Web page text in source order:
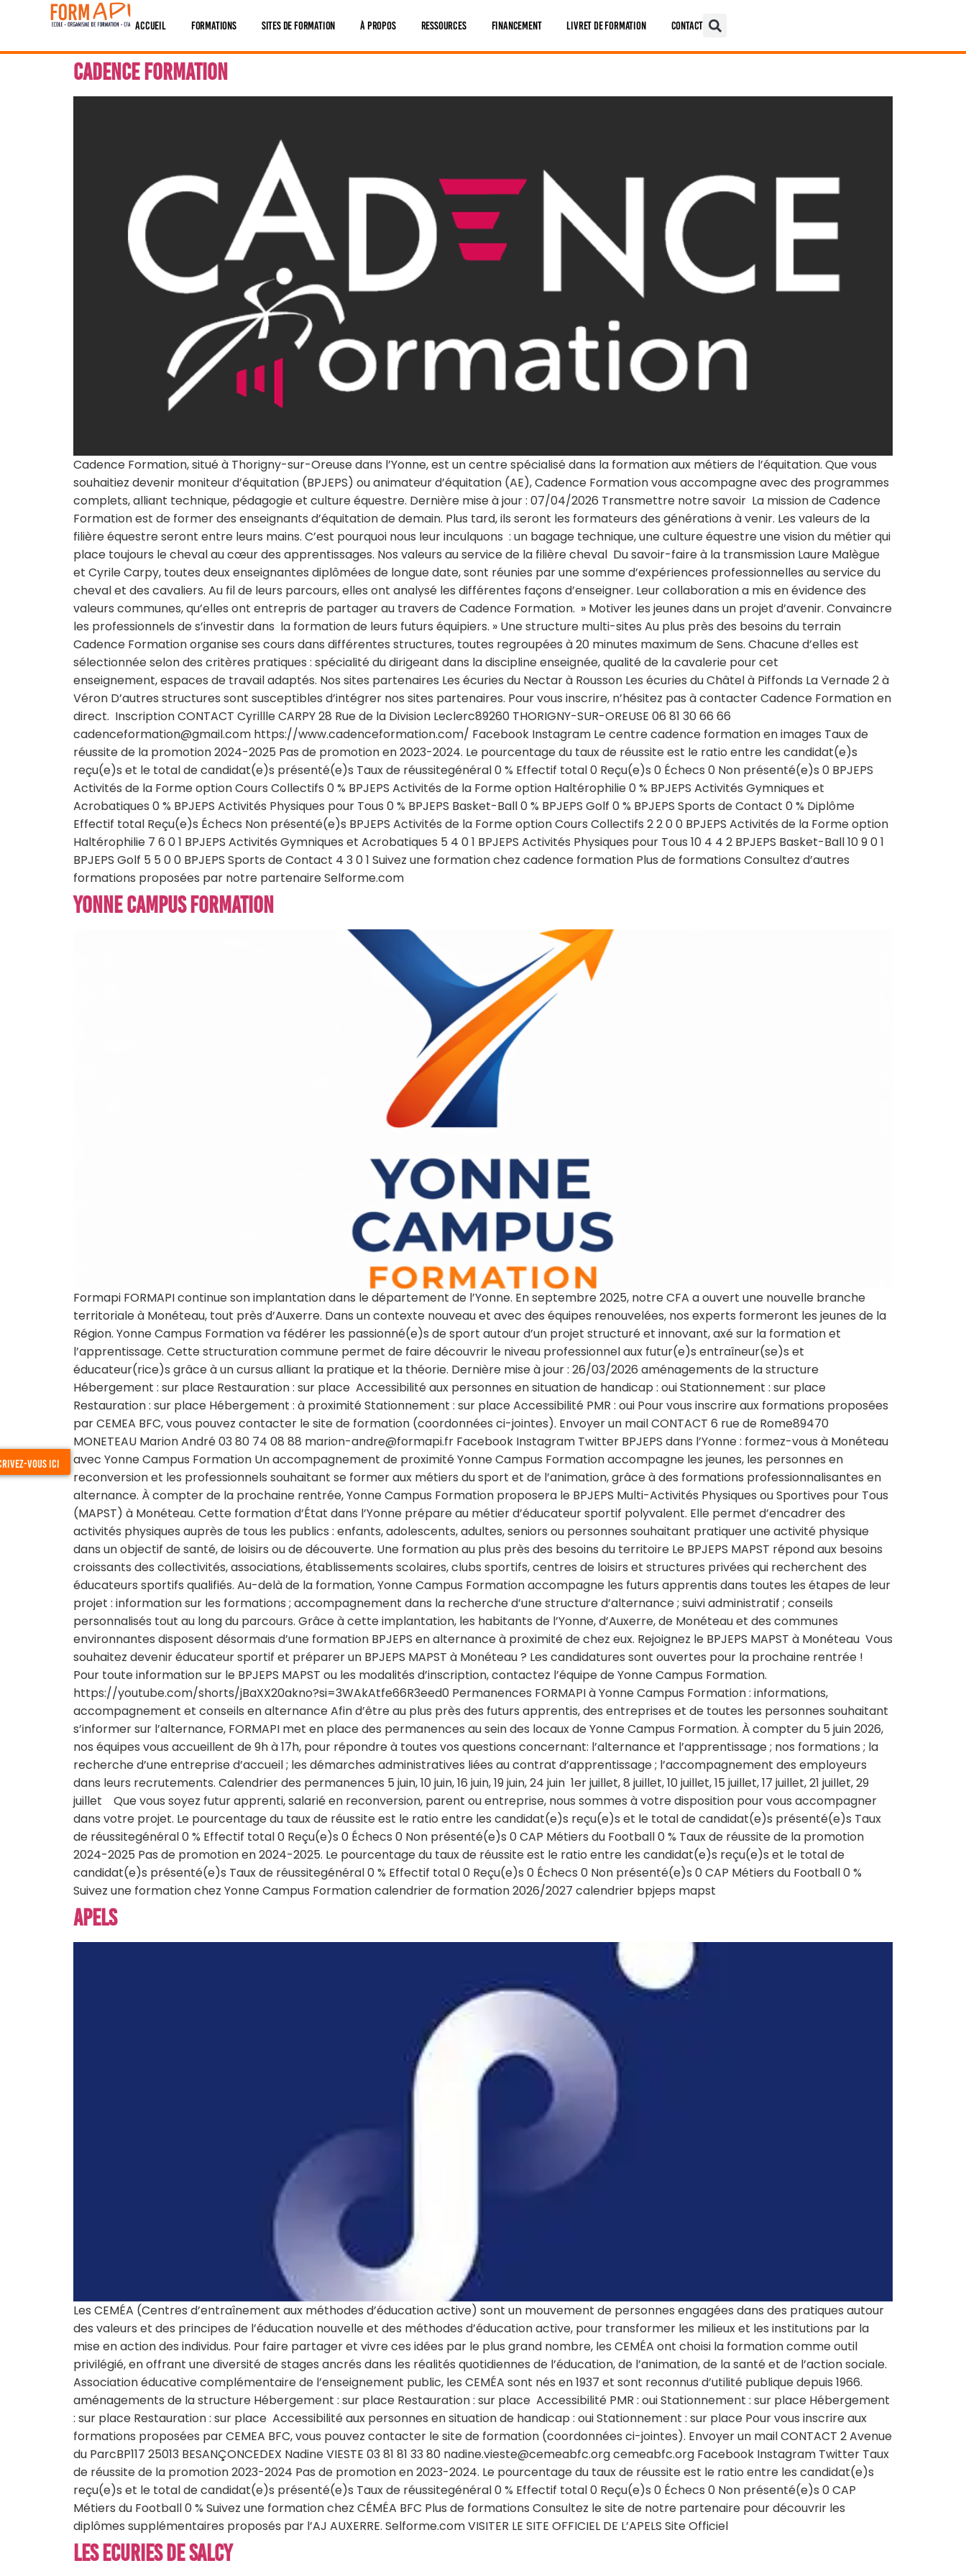
principal
Accueil Formations Sites De Formation À Propos Ressources Financement Livret De Formation Contact
vous ici
Cadence formation
Cadence Formation, situé à Thorigny-sur-Oreuse dans l’Yonne, est un centre spécialisé dans la formation aux métiers de l’équitation. Que vous
souhaitiez devenir moniteur d’équitation (BPJEPS) ou animateur d’équitation (AE), Cadence Formation vous accompagne avec des programmes
complets, alliant technique, pédagogie et culture équestre. Dernière mise à jour : 07/04/2026 Transmettre notre savoir La mission de Cadence
Formation est de former des enseignants d’équitation de demain. Plus tard, ils seront les formateurs des générations à venir. Les valeurs de la
filière équestre seront entre leurs mains. C’est pourquoi nous leur inculquons : un bagage technique, une culture équestre une vision du métier qui
place toujours le cheval au cœur des apprentissages. Nos valeurs au service de la filière cheval Du savoir-faire à la transmission Laure Malègue
et Cyrile Carpy, toutes deux enseignantes diplômées de longue date, sont réunies par une somme d’expériences professionnelles au service du
cheval et des cavaliers. Au fil de leurs parcours, elles ont analysé les différentes façons d’enseigner. Leur collaboration a mis en évidence des
valeurs communes, qu’elles ont entrepris de partager au travers de Cadence Formation. » Motiver les jeunes dans un projet d’avenir. Convaincre
les professionnels de s’investir dans la formation de leurs futurs équipiers. » Une structure multi-sites Au plus près des besoins du terrain
Cadence Formation organise ses cours dans différentes structures, toutes regroupées à 20 minutes maximum de Sens. Chacune d’elles est
sélectionnée selon des critères pratiques : spécialité du dirigeant dans la discipline enseignée, qualité de la cavalerie pour cet
enseignement, espaces de travail adaptés. Nos sites partenaires Les écuries du Nectar à Rousson Les écuries du Châtel à Piffonds La Vernade 2 à
Véron D’autres structures sont susceptibles d’intégrer nos sites partenaires. Pour vous inscrire, n’hésitez pas à contacter Cadence Formation en
direct. Inscription CONTACT Cyrillle CARPY 28 Rue de la Division Leclerc89260 THORIGNY-SUR-OREUSE 06 81 30 66 66
cadenceformation@gmail.com https://www.cadenceformation.com/ Facebook Instagram Le centre cadence formation en images Taux de
réussite de la promotion 2024-2025 Pas de promotion en 2023-2024. Le pourcentage du taux de réussite est le ratio entre les candidat(e)s
reçu(e)s et le total de candidat(e)s présenté(e)s Taux de réussitegénéral 0 % Effectif total 0 Reçu(e)s 0 Échecs 0 Non présenté(e)s 0 BPJEPS
Activités de la Forme option Cours Collectifs 0 % BPJEPS Activités de la Forme option Haltérophilie 0 % BPJEPS Activités Gymniques et
Acrobatiques 0 % BPJEPS Activités Physiques pour Tous 0 % BPJEPS Basket-Ball 0 % BPJEPS Golf 0 % BPJEPS Sports de Contact 0 % Diplôme
Effectif total Reçu(e)s Échecs Non présenté(e)s BPJEPS Activités de la Forme option Cours Collectifs 2 2 0 0 BPJEPS Activités de la Forme option
Haltérophilie 7 6 0 1 BPJEPS Activités Gymniques et Acrobatiques 5 4 0 1 BPJEPS Activités Physiques pour Tous 10 4 4 2 BPJEPS Basket-Ball 10 9 0 1
BPJEPS Golf 5 5 0 0 BPJEPS Sports de Contact 4 3 0 1 Suivez une formation chez cadence formation Plus de formations Consultez d’autres
formations proposées par notre partenaire Selforme.com
YONNE CAMPUS FORMATION
Formapi FORMAPI continue son implantation dans le département de l’Yonne. En septembre 2025, notre CFA a ouvert une nouvelle branche
territoriale à Monéteau, tout près d’Auxerre. Dans un contexte nouveau et avec des équipes renouvelées, nos experts formeront les jeunes de la
Région. Yonne Campus Formation va fédérer les passionné(e)s de sport autour d’un projet structuré et innovant, axé sur la formation et
l’apprentissage. Cette structuration commune permet de faire découvrir le niveau professionnel aux futur(e)s entraîneur(se)s et
éducateur(rice)s grâce à un cursus alliant la pratique et la théorie. Dernière mise à jour : 26/03/2026 aménagements de la structure
Hébergement : sur place Restauration : sur place Accessibilité aux personnes en situation de handicap : oui Stationnement : sur place
Restauration : sur place Hébergement : à proximité Stationnement : sur place Accessibilité PMR : oui Pour vous inscrire aux formations proposées
par CEMEA BFC, vous pouvez contacter le site de formation (coordonnées ci-jointes). Envoyer un mail CONTACT 6 rue de Rome89470
MONETEAU Marion André 03 80 74 08 88 marion-andre@formapi.fr Facebook Instagram Twitter BPJEPS dans l’Yonne : formez-vous à Monéteau
avec Yonne Campus Formation Un accompagnement de proximité Yonne Campus Formation accompagne les jeunes, les personnes en
reconversion et les professionnels souhaitant se former aux métiers du sport et de l’animation, grâce à des formations professionnalisantes en
alternance. À compter de la prochaine rentrée, Yonne Campus Formation proposera le BPJEPS Multi-Activités Physiques ou Sportives pour Tous
(MAPST) à Monéteau. Cette formation d’État dans l’Yonne prépare au métier d’éducateur sportif polyvalent. Elle permet d’encadrer des
activités physiques auprès de tous les publics : enfants, adolescents, adultes, seniors ou personnes souhaitant pratiquer une activité physique
dans un objectif de santé, de loisirs ou de découverte. Une formation au plus près des besoins du territoire Le BPJEPS MAPST répond aux besoins
croissants des collectivités, associations, établissements scolaires, clubs sportifs, centres de loisirs et structures privées qui recherchent des
éducateurs sportifs qualifiés. Au-delà de la formation, Yonne Campus Formation accompagne les futurs apprentis dans toutes les étapes de leur
projet : information sur les formations ; accompagnement dans la recherche d’une structure d’alternance ; suivi administratif ; conseils
personnalisés tout au long du parcours. Grâce à cette implantation, les habitants de l’Yonne, d’Auxerre, de Monéteau et des communes
environnantes disposent désormais d’une formation BPJEPS en alternance à proximité de chez eux. Rejoignez le BPJEPS MAPST à Monéteau Vous
souhaitez devenir éducateur sportif et préparer un BPJEPS MAPST à Monéteau ? Les candidatures sont ouvertes pour la prochaine rentrée !
Pour toute information sur le BPJEPS MAPST ou les modalités d’inscription, contactez l’équipe de Yonne Campus Formation.
https://youtube.com/shorts/jBaXX20akno?si=3WAkAtfe66R3eed0 Permanences FORMAPI à Yonne Campus Formation : informations,
accompagnement et conseils en alternance Afin d’être au plus près des futurs apprentis, des entreprises et de toutes les personnes souhaitant
s’informer sur l’alternance, FORMAPI met en place des permanences au sein des locaux de Yonne Campus Formation. À compter du 5 juin 2026,
nos équipes vous accueillent de 9h à 17h, pour répondre à toutes vos questions concernant: l’alternance et l’apprentissage ; nos formations ; la
recherche d’une entreprise d’accueil ; les démarches administratives liées au contrat d’apprentissage ; l’accompagnement des employeurs
dans leurs recrutements. Calendrier des permanences 5 juin, 10 juin, 16 juin, 19 juin, 24 juin 1er juillet, 8 juillet, 10 juillet, 15 juillet, 17 juillet, 21 juillet, 29
juillet Que vous soyez futur apprenti, salarié en reconversion, parent ou entreprise, nous sommes à votre disposition pour vous accompagner
dans votre projet. Le pourcentage du taux de réussite est le ratio entre les candidat(e)s reçu(e)s et le total de candidat(e)s présenté(e)s Taux
de réussitegénéral 0 % Effectif total 0 Reçu(e)s 0 Échecs 0 Non présenté(e)s 0 CAP Métiers du Football 0 % Taux de réussite de la promotion
2024-2025 Pas de promotion en 2024-2025. Le pourcentage du taux de réussite est le ratio entre les candidat(e)s reçu(e)s et le total de
candidat(e)s présenté(e)s Taux de réussitegénéral 0 % Effectif total 0 Reçu(e)s 0 Échecs 0 Non présenté(e)s 0 CAP Métiers du Football 0 %
Suivez une formation chez Yonne Campus Formation calendrier de formation 2026/2027 calendrier bpjeps mapst
APELS
Les CEMÉA (Centres d’entraînement aux méthodes d’éducation active) sont un mouvement de personnes engagées dans des pratiques autour
des valeurs et des principes de l’éducation nouvelle et des méthodes d’éducation active, pour transformer les milieux et les institutions par la
mise en action des individus. Pour faire partager et vivre ces idées par le plus grand nombre, les CEMÉA ont choisi la formation comme outil
privilégié, en offrant une diversité de stages ancrés dans les réalités quotidiennes de l’éducation, de l’animation, de la santé et de l’action sociale.
Association éducative complémentaire de l’enseignement public, les CEMÉA sont nés en 1937 et sont reconnus d’utilité publique depuis 1966.
aménagements de la structure Hébergement : sur place Restauration : sur place Accessibilité PMR : oui Stationnement : sur place Hébergement
: sur place Restauration : sur place Accessibilité aux personnes en situation de handicap : oui Stationnement : sur place Pour vous inscrire aux
formations proposées par CEMEA BFC, vous pouvez contacter le site de formation (coordonnées ci-jointes). Envoyer un mail CONTACT 2 Avenue
du ParcBP117 25013 BESANÇONCEDEX Nadine VIESTE 03 81 81 33 80 nadine.vieste@cemeabfc.org cemeabfc.org Facebook Instagram Twitter Taux
de réussite de la promotion 2023-2024 Pas de promotion en 2023-2024. Le pourcentage du taux de réussite est le ratio entre les candidat(e)s
reçu(e)s et le total de candidat(e)s présenté(e)s Taux de réussitegénéral 0 % Effectif total 0 Reçu(e)s 0 Échecs 0 Non présenté(e)s 0 CAP
Métiers du Football 0 % Suivez une formation chez CÉMÉA BFC Plus de formations Consultez le site de notre partenaire pour découvrir les
diplômes supplémentaires proposés par l’AJ AUXERRE. Selforme.com VISITER LE SITE OFFICIEL DE L’APELS Site Officiel
Les Ecuries de Salcy
Panneau de gestion des cookies